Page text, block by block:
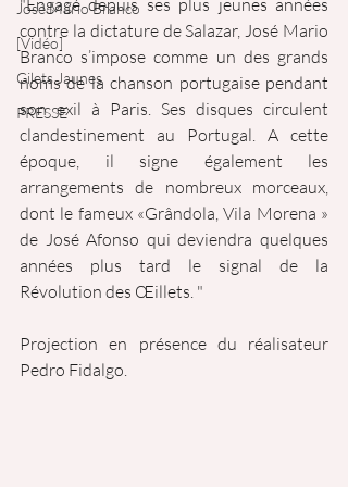
José Mário Branco
[Vidéo]
Gilets Jaunes
PRESSE
"Engagé depuis ses plus jeunes années
contre la dictature de Salazar, José Mario
Branco s’impose comme un des grands
noms de la chanson portugaise pendant
son exil à Paris. Ses disques circulent
clandestinement au Portugal. A cette
époque, il signe également les
arrangements de nombreux morceaux,
dont le fameux «Grândola, Vila Morena »
de José Afonso qui deviendra quelques
années plus tard le signal de la
Révolution des Œillets. "
Projection en présence du réalisateur
Pedro Fidalgo.